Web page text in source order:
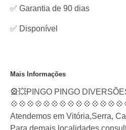
✅ Garantia de 90 dias
✅ Disponível
Mais Informações
🎡💥PINGO PINGO
Atendemos em Vitória,Serra,
Para demais localidades